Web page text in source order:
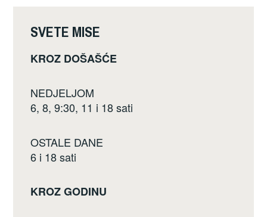
o
k
SVETE MISE
KROZ DOŠAŠĆE
NEDJELJOM
6, 8, 9:30, 11 i 18 sati
OSTALE DANE
6 i 18 sati
KROZ GODINU